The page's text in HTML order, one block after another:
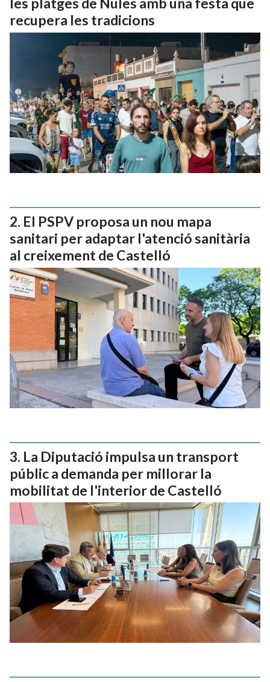
recupera les tradicions
El PSPV proposa un nou mapa
sanitari per adaptar l'atenció sanitària
al creixement de Castelló
La Diputació impulsa un transport
públic a demanda per millorar la
mobilitat de l'interior de Castelló